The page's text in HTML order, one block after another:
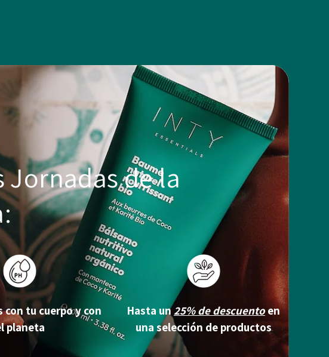
de la
con tu cuerpo y con
planeta
Hasta un25% de descuentoen
una selección de productos